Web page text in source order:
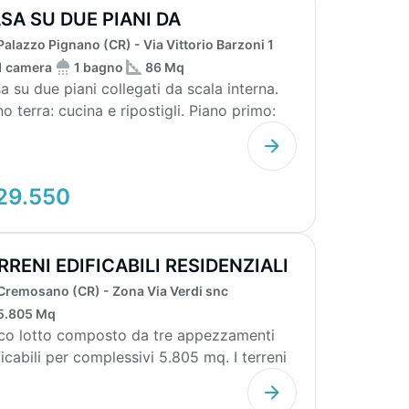
SU DUE PIANI DA
Pignano (CR) - Via Vittorio Barzoni 1
camera
1 bagno 86 Mq
su due piani collegati da scala interna.
terra: cucina e ripostigli. Piano primo:
EDIFICABILI RESIDENZIALI
M... (CR) - Zona Via Verdi snc
Mq
lotto composto da tre appezzamenti
per complessivi 5.805 mq. I terreni